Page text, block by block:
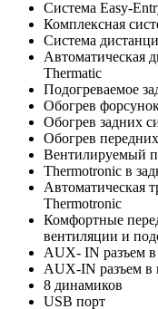
Система Easy-
Комплексная
Система
Автоматическая
Thermatic
Подогреваемое
Обогрев
Обогрев задних
Обогрев
Вентилируемый
Thermotronic в
Автоматическая
Thermotronic
Комфортные
вентиляции и
AUX- IN разъем в
AUX-IN разъем в
8 динамиков
USB порт